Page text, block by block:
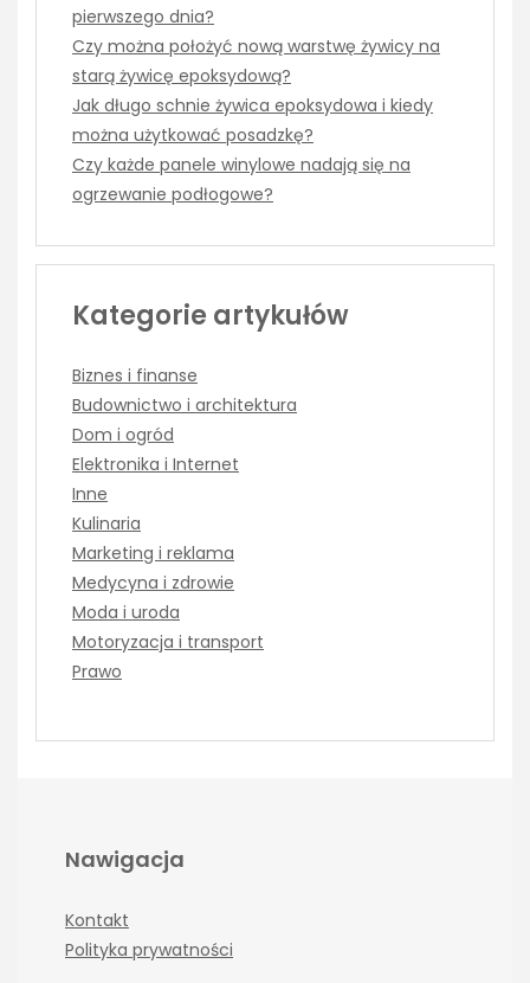
pierwszego dnia?
Czy można położyć nową warstwę żywicy na
starą żywicę epoksydową?
Jak długo schnie żywica epoksydowa i kiedy
można użytkować posadzkę?
Czy każde panele winylowe nadają się na
ogrzewanie podłogowe?
Kategorie artykułów
Biznes i finanse
Budownictwo i architektura
Dom i ogród
Elektronika i Internet
Inne
Kulinaria
Marketing i reklama
Medycyna i zdrowie
Moda i uroda
Motoryzacja i transport
Prawo
Nawigacja
Kontakt
Polityka prywatności